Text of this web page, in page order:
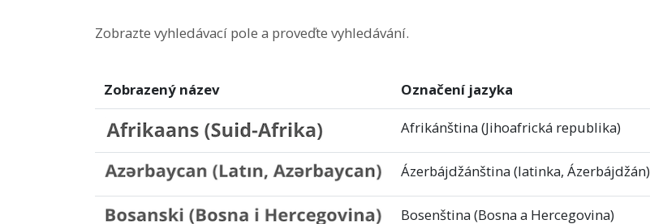
Zobrazte vyhledávací pole a proveďte vyhledávání.
Zobrazený název Označení jazyka
Afrikánština (Jihoafrická republika)
Ázerbájdžánština (latinka, Ázerbájdžán)
Bosenština (Bosna a Hercegovina)